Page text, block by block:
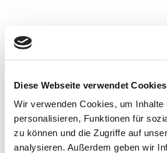
Diese Webseite verwendet Cookies
Wir verwenden Cookies, um Inhalte
personalisieren, Funktionen für
zu können und die Zugriffe auf
analysieren. Außerdem geben wir